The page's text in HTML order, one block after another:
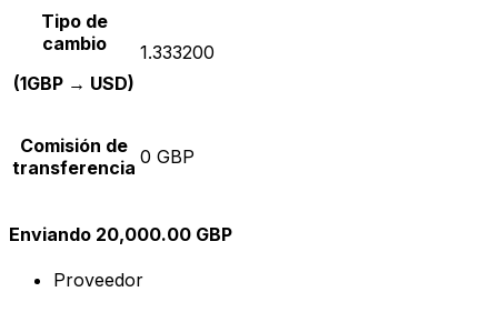
Tipo de
cambio
(1GBP → USD)
1.333200
Comisión de
transferencia 0 GBP
Enviando 20,000.00 GBP
Proveedor